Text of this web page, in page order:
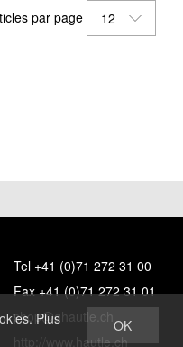
par page 12
Tel +41 (0)71 272 31 00
Fax +41 (0)71 272 31 01
shop@ghautle.ch
http://www.hautle.ch
OK
Plus